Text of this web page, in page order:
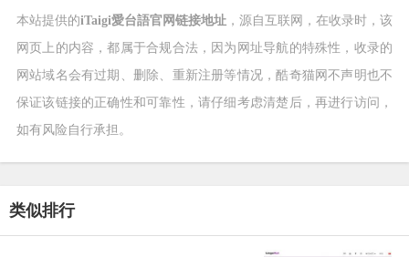
本站提供的iTaigi愛台語官网链接地址 ，源自互联网，在收录时，该
网页上的内容，都属于合规合法，因为网址导航的特殊性，收录的
网站域名会有过期、删除、重新注册等情况，酷奇猫网不声明也不
保证该链接的正确性和可靠性，请仔细考虑清楚后，再进行访问，
如有风险自行承担。
类似排行